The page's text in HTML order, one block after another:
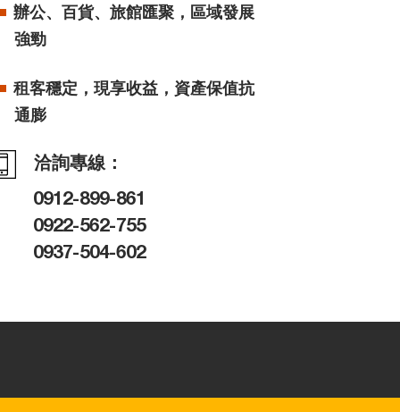
辦公、百貨、旅館匯聚，區域發展
強勁
租客穩定，現享收益，資產保值抗
通膨
洽詢專線：
0912-899-861
0922-562-755
0937-504-602